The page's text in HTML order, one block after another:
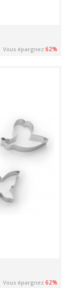
Vous épargnez62%
Vous épargnez62%